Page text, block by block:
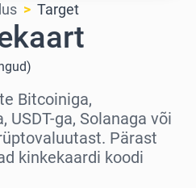
Target
)
Bitcoiniga,
USDT-ga, Solanaga või
Pärast
kinkekaardi koodi